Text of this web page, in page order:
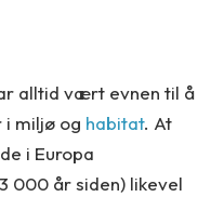
alltid vært evnen til å
i miljø og habitat. At
i Europa
000 år siden) likevel